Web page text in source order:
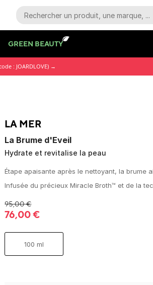
GREEN BEAUTY
: JOARDLOVE) →
La Brume d'Eveil
Hydrate et revitalise la peau
LA MER
Étape apaisante après le nettoyant, la brume
Infusée du précieux Miracle Broth™ et de la
95,00€
76,00€
100 ml